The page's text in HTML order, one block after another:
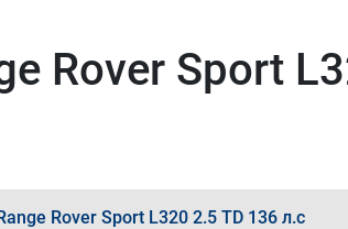
Rover Sport
Rover Sport L320 2.5 TD 136 л.с